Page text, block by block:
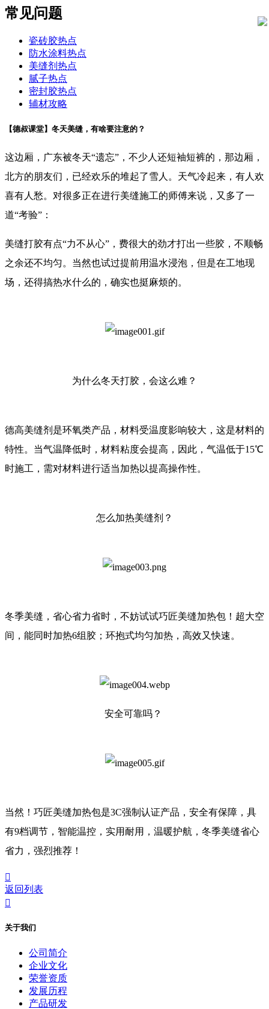
常见问题
瓷砖胶热点
防水涂料热点
美缝剂热点
腻子热点
密封胶热点
辅材攻略
【德叔课堂】冬天美缝，有啥要注意的？
这边厢，广东被冬天“遗忘”，不少人还短袖短裤的，那边厢，
北方的朋友们，已经欢乐的堆起了雪人。天气冷起来，有人欢
喜有人愁。对很多正在进行美缝施工的师傅来说，又多了一
道“考验”：
美缝打胶有点“力不从心”，费很大的劲才打出一些胶，不顺畅
之余还不均匀。当然也试过提前用温水浸泡，但是在工地现
场，还得搞热水什么的，确实也挺麻烦的。
为什么冬天打胶，会这么难？
德高美缝剂是环氧类产品，材料受温度影响较大，这是材料的
特性。当气温降低时，材料粘度会提高，因此，气温低于15℃
时施工，需对材料进行适当加热以提高操作性。
怎么加热美缝剂？
冬季美缝，省心省力省时，不妨试试巧匠美缝加热包！超大空
间，能同时加热6组胶；环抱式均匀加热，高效又快速。
安全可靠吗？
当然！巧匠美缝加热包是3C强制认证产品，安全有保障，具
有9档调节，智能温控，实用耐用，温暖护航，冬季美缝省心
省力，强烈推荐！

返回列表

关于我们
公司简介
企业文化
荣誉资质
发展历程
产品研发